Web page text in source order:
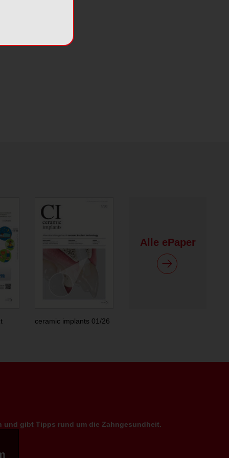
ceramic implants 01/26
Alle ePaper
und gibt Tipps rund um die Zahngesundheit.